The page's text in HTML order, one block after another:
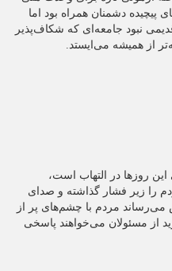
دشمنان همراه بود اما
نبود جامعه‌ای که شکاف‌پذیر
از همیشه می‌ایستد.
این روزها در التهاب است،
را زیر فشار گذاشته و صدای
می‌رساند مردم با چشم‌های پر از
از مسئولان می‌خواهند پاسخی